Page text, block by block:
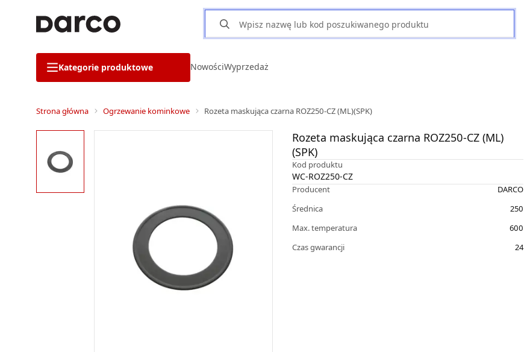
Kategorie produktowe NowościWyprzedaż
Strona główna Ogrzewanie kominkowe Rozeta maskująca czarna ROZ250-CZ (ML)(SPK)
Rozeta maskująca czarna ROZ250-CZ (ML)
(SPK)
Kod produktu
WC-ROZ250-CZ
Producent
DARCO
Średnica
250
Max. temperatura
600
Czas gwarancji
24